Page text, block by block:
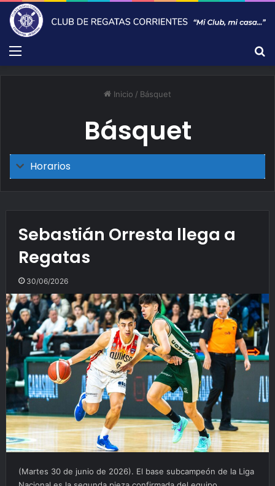
Menú
Inicio / Básquet
Básquet
Horarios
Sebastián Orresta llega a
Regatas
30/06/2026
(Martes 30 de junio de 2026). El base subcampeón de la Liga